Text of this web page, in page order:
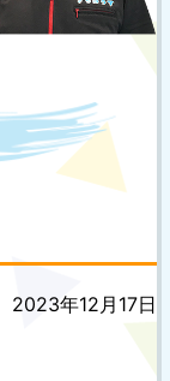
投
2023年12月17日